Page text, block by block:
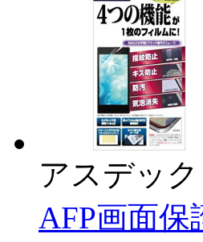
アスデック
AFP画面